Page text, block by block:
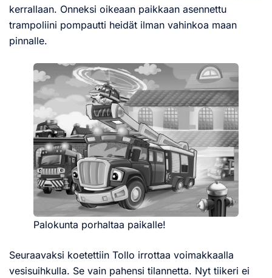
kerrallaan. Onneksi oikeaan paikkaan asennettu
trampoliini pompautti heidät ilman vahinkoa maan
pinnalle.
Palokunta porhaltaa paikalle!
Seuraavaksi koetettiin Tollo irrottaa voimakkaalla
vesisuihkulla. Se vain pahensi tilannetta. Nyt tiikeri ei